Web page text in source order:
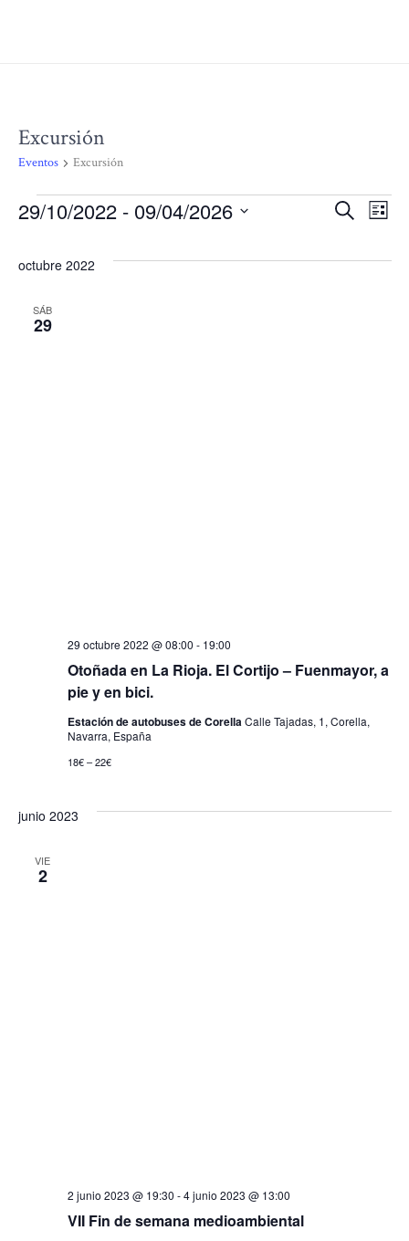
Excursión
Eventos Excursión
Eventos
de
Buscar Lista
29/10/2022 - 09/04/2026
la
octubre 2022
SÁB
29
Otoñada en La Rioja. El Cortijo – Fuenmayor, a
pie y en bici.
29 octubre 2022 @ 08:00 - 19:00
Estación de autobuses de CorellaCalle Tajadas, 1, Corella,
Navarra, España
18€ – 22€
junio 2023
VIE
2
VII Fin de semana medioambiental
2 junio 2023 @ 19:30 -4 junio 2023 @ 13:00